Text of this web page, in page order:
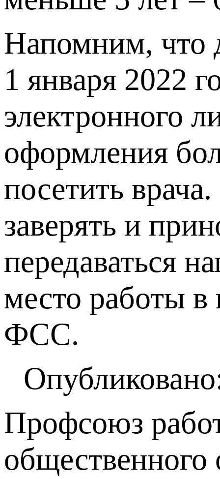
Напомним, что
1 января 2022
электронного
оформления
посетить
заверять и
передаваться
место работы в
ФСС.
Профсоюз